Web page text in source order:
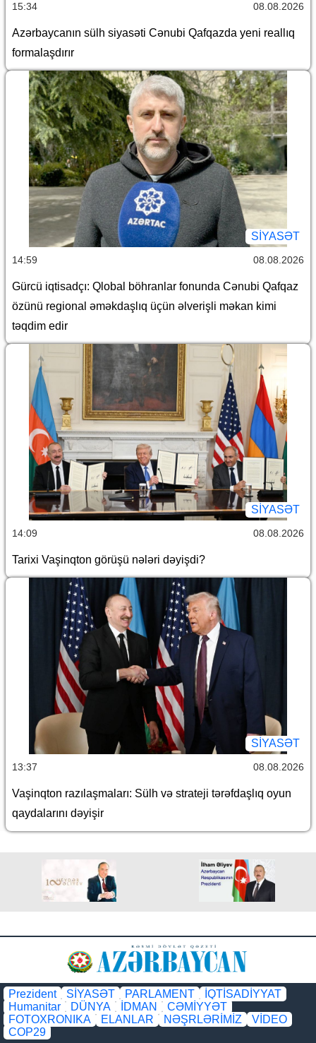
15:34 08.08.2026
Azərbaycanın sülh siyasəti Cənubi Qafqazda yeni reallıq
formalaşdırır
SİYASƏT
14:59 08.08.2026
Gürcü iqtisadçı: Qlobal böhranlar fonunda Cənubi Qafqaz
özünü regional əməkdaşlıq üçün əlverişli məkan kimi
təqdim edir
SİYASƏT
14:09 08.08.2026
Tarixi Vaşinqton görüşü nələri dəyişdi?
SİYASƏT
13:37 08.08.2026
Vaşinqton razılaşmaları: Sülh və strateji tərəfdaşlıq oyun
qaydalarını dəyişir
Prezident SİYASƏT PARLAMENT
İQTİSADİYYAT
Humanitar
DÜNYA İDMAN
CƏMİYYƏT
FOTOXRONIKA
ELANLAR NƏŞRLƏRİMİZ
VİDEO
COP29